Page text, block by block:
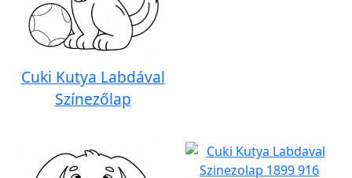
Cuki Kutya Labdával
Színezőlap